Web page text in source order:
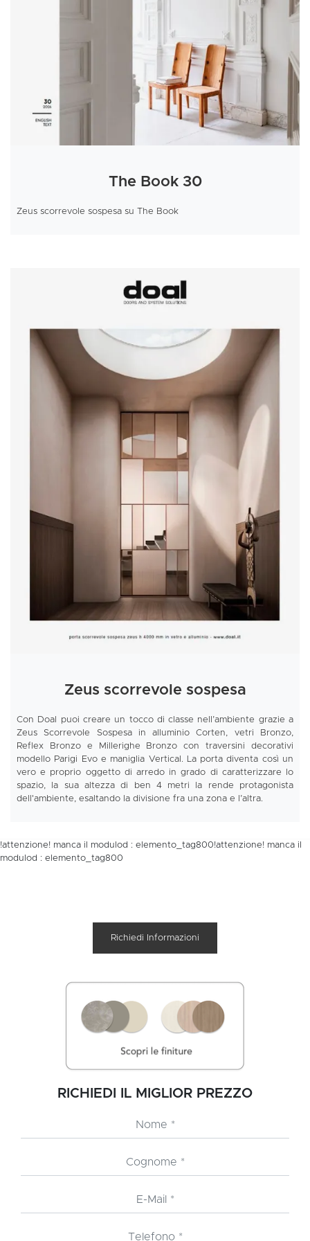
The Book 30
Zeus scorrevole sospesa su The Book
Zeus scorrevole sospesa
Con Doal puoi creare un tocco di classe nell’ambiente grazie a
Zeus Scorrevole Sospesa in alluminio Corten, vetri Bronzo,
Reflex Bronzo e Millerighe Bronzo con traversini decorativi
modello Parigi Evo e maniglia Vertical. La porta diventa così un
vero e proprio oggetto di arredo in grado di caratterizzare lo
spazio, la sua altezza di ben 4 metri la rende protagonista
dell'ambiente, esaltando la divisione fra una zona e l’altra.
!attenzione! manca il modulod : elemento_tag800!attenzione! manca il
modulod : elemento_tag800
Richiedi Informazioni
RICHIEDI IL MIGLIOR PREZZO